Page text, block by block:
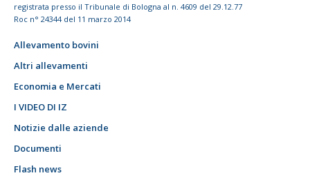
registrata presso il Tribunale di Bologna al n. 4609 del 29.12.77
Roc n° 24344 del 11 marzo 2014
Allevamento bovini
Altri allevamenti
Economia e Mercati
I VIDEO DI IZ
Notizie dalle aziende
Documenti
Flash news